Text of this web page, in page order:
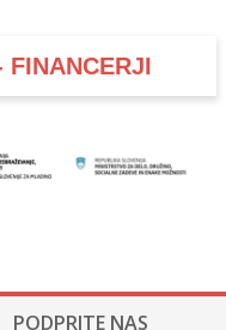
FINANCERJI
PODPRITE NAS